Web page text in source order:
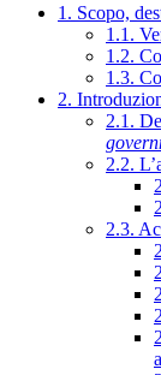
1. Scopo,
1.1.
1.2.
1.3.
2.
2.1.
2.2.
2.3.